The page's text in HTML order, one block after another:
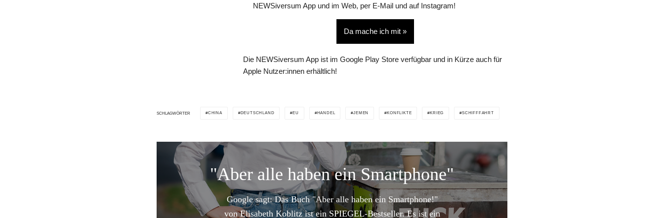
NEWSiversum App und im Web, per E-Mail und auf Instagram!
Da mache ich mit »
Die NEWSiversum App ist im Google Play Store verfügbar und in Kürze auch für
Apple Nutzer:innen erhältlich!
SCHLAGWÖRTER CHINA DEUTSCHLAND EU HANDEL JEMEN KONFLIKTE KRIEG SCHIFFFAHRT
"Aber alle haben ein Smartphone"
Google sagt: Das Buch "Aber alle haben ein Smartphone!"
von Elisabeth Koblitz ist ein SPIEGEL-Bestseller. Es ist ein